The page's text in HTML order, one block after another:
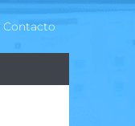
Contacto